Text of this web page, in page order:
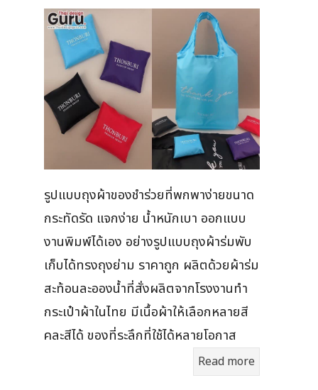
รูปแบบถุงผ้าของชำร่วยที่พกพาง่ายขนาด
กระทัดรัด แจกง่าย น้ำหนักเบา ออกแบบ
งานพิมพ์ได้เอง อย่างรูปแบบถุงผ้าร่มพับ
เก็บได้ทรงถุงย่าม ราคาถูก ผลิตด้วยผ้าร่ม
สะท้อนละอองน้ำที่สั่งผลิตจากโรงงานทำ
กระเป๋าผ้าในไทย มีเนื้อผ้าให้เลือกหลายสี
คละสีได้ ของที่ระลึกที่ใช้ได้หลายโอกาส
Read more